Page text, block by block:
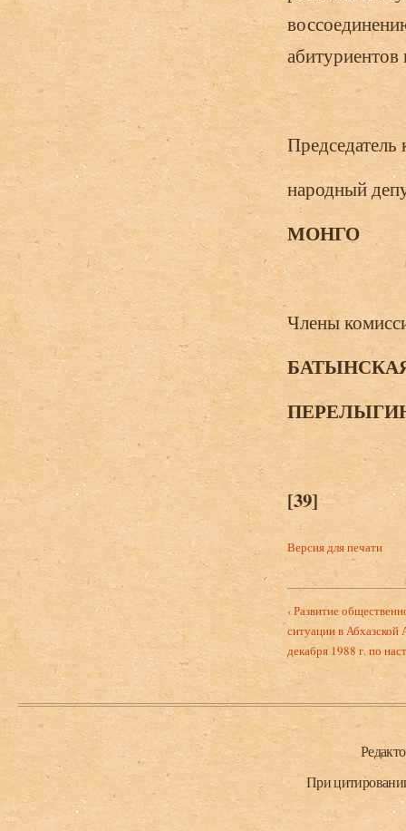
МОНГО
Члены
[39]
Версия для печати
‹ Развитие
ситуации в
декабря 1988 г. по
Нижний колонтитул
При